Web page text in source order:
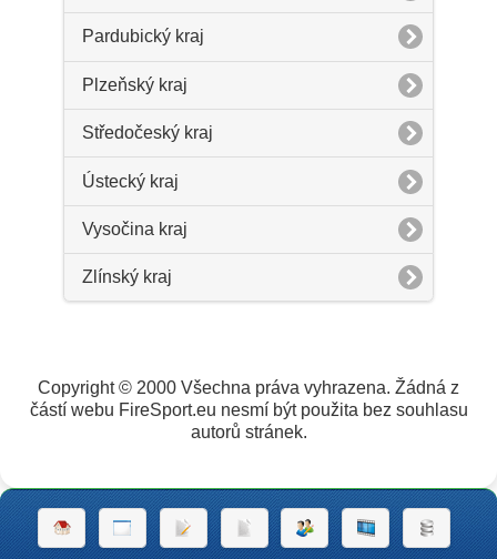
Pardubický kraj
Plzeňský kraj
Středočeský kraj
Ústecký kraj
Vysočina kraj
Zlínský kraj
Copyright © 2000 Všechna práva vyhrazena. Žádná z
částí webu FireSport.eu nesmí být použita bez souhlasu
autorů stránek.